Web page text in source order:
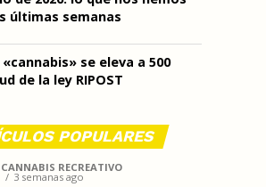
últimas semanas
se eleva a 500
de la ley RIPOST
POPULARES
CANNABIS RECREATIVO
3 semanas ago